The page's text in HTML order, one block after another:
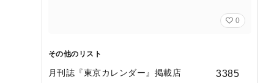
0
その他のリスト
月刊誌『東京カレンダー』掲載店 3385